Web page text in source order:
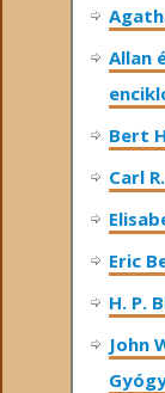
Allan
Bert
Carl
Eric
H. P.
John